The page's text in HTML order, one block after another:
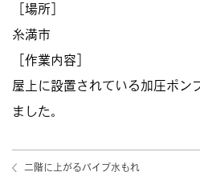
［場所］
糸満市
［作業内容］
屋上に設置されている加圧ポン
ました。
二階に上がるパイプ水もれ